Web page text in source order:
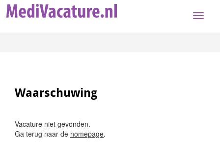
Toggle
Waarschuwing
Vacature niet gevonden.
Ga terug naar de homepage.